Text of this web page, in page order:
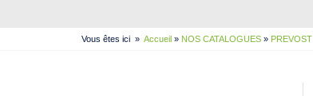
Vous êtes ici » Accueil » NOS CATALOGUES » PREVOST